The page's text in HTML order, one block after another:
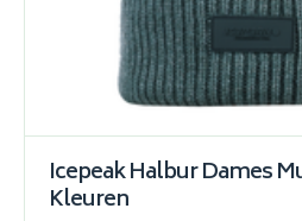
Icepeak Halbur Dames
Kleuren